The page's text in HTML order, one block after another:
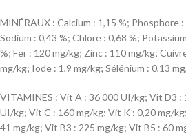
MINÉRAUX : Calcium : 1,15 %; Phosphore
Sodium : 0,43 %; Chlore : 0,68 %;
%; Fer : 120 mg/kg; Zinc : 110 mg/kg;
mg/kg; Iode : 1,9 mg/kg; Sélénium : 0,13
VITAMINES : Vit A : 36 000 UI/kg; Vit D3 :
UI/kg; Vit C : 160 mg/kg; Vit K : 0,20 mg/
41 mg/kg; Vit B3 : 225 mg/kg; Vit B5 : 60